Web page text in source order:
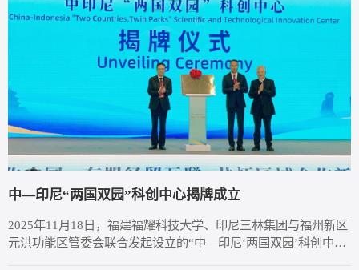
中—印尼“两国双园”科创中心揭牌成立
2025年11月18日，福建福耀科技大学、印尼三林集团与福州新区
元洪功能区管委会联合发起设立的“中—印尼‘两国双园’科创中